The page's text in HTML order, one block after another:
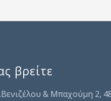
βρείτε
& Μπαχούμη 2,